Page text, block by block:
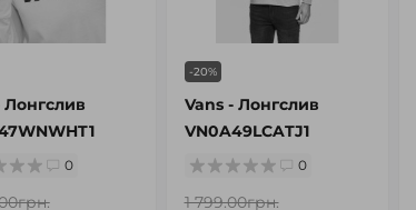
Лонгслив
0
-20%
Vans - Лонгслив
VN0A49LCATJ1
0
1 799.00грн.